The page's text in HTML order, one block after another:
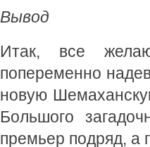
Вывод
Итак, все
попеременно
новую
Большого
премьер подряд, а